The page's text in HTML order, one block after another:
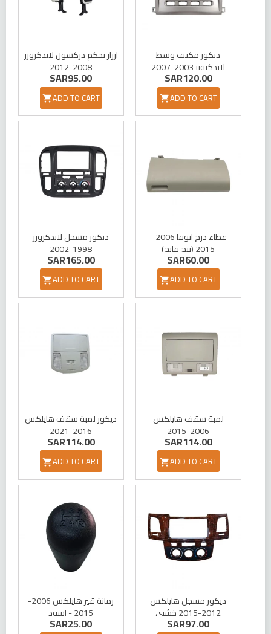
ازرار تحكم دركسون لاندكروزر
2008-2012
SAR95.00
ADD TO CART
ديكور مكيف وسط
لاندكروزر 2003-2007
SAR120.00
ADD TO CART
ديكور مسجل لاندكروزر
1998-2002
SAR165.00
ADD TO CART
غطاء درج انوفا 2006 -
2015 (بيج فاتح)
SAR60.00
ADD TO CART
ديكور لمبة سقف هايلكس
2016-2021
SAR114.00
ADD TO CART
لمبة سقف هايلكس
2006-2015
SAR114.00
ADD TO CART
رمانة قير هايلكس 2006-
2015 - اسود
SAR25.00
ديكور مسجل هايلكس
2012-2015 خشبي
SAR97.00